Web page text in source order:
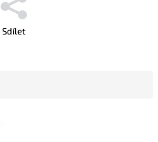
Sdílet